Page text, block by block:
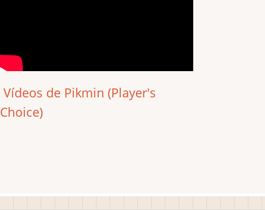
Vídeos de Pikmin (Player's
Choice)